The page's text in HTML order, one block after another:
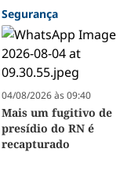
Segurança
04/08/2026 às 09:40
Mais um fugitivo de
presídio do RN é
recapturado